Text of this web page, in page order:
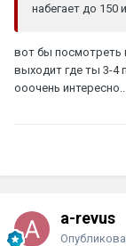
набегает до 150
вот бы посмотреть
выходит где ты 3-4
ооочень интересно...
a-revus